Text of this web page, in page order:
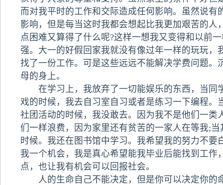
而对我平时的工作和交际造成任何影响。虽然说有
影响，但是每当这时我都会想起比我更加艰苦的人
点困难又算得了什么呢?这样一想我又变得和以前
强。大一的好假回家我就没有像过年一样的玩玩，
找了一份工作。可是这些远远不能解决学费问题。
母的身上。
在学习上，我放弃了一切能娱乐的东西，当同
戏的时候，我去自习室自习或者是练习一下编程。
社团活动的时候，我没敢去。因为我不是他们一类
们一样浪费，因为家里还有贫苦的一家人在等我;
时候。我还在图书馆中学习。我希望我的努力不要
我一个机会，我是真心希望能我毕业后能找到工作
点，也让我有机会可以回报社会。
人的生命自己不能决定，但是你可以决定你的